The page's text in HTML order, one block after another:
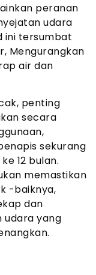
peranan
udara
ini tersumbat
Mengurangkan
air dan
penting
secara
sekurang
12 bulan.
memastikan
-baiknya,
dan
udara yang